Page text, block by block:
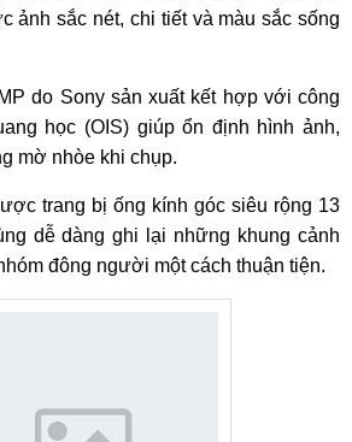
ảnh sắc nét, chi tiết và màu sắc sống
do Sony sản xuất kết hợp với công
học (OIS) giúp ổn định hình ảnh,
mờ nhòe khi chụp.
trang bị ống kính góc siêu rộng 13
dễ dàng ghi lại những khung cảnh
đông người một cách thuận tiện.